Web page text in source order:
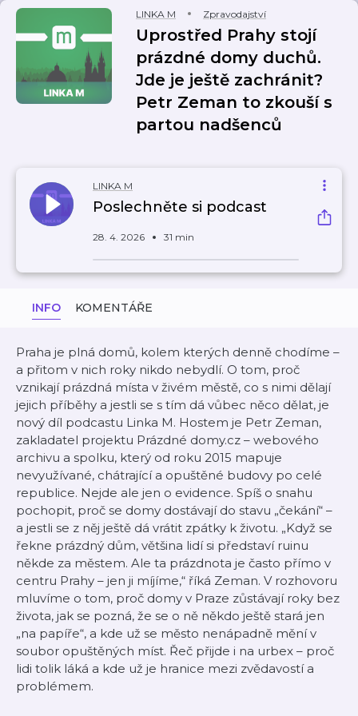
LINKA M Zpravodajství
Uprostřed Prahy stojí
prázdné domy duchů.
Jde je ještě zachránit?
Petr Zeman to zkouší s
partou nadšenců
LINKA M
Poslechněte si podcast
28. 4. 2026 31 min
INFO KOMENTÁŘE
Praha je plná domů, kolem kterých denně chodíme –
a přitom v nich roky nikdo nebydlí. O tom, proč
vznikají prázdná místa v živém městě, co s nimi dělají
jejich příběhy a jestli se s tím dá vůbec něco dělat, je
nový díl podcastu Linka M. Hostem je Petr Zeman,
zakladatel projektu Prázdné domy.cz – webového
archivu a spolku, který od roku 2015 mapuje
nevyužívané, chátrající a opuštěné budovy po celé
republice. Nejde ale jen o evidence. Spíš o snahu
pochopit, proč se domy dostávají do stavu „čekání“ –
a jestli se z něj ještě dá vrátit zpátky k životu. „Když se
řekne prázdný dům, většina lidí si představí ruinu
někde za městem. Ale ta prázdnota je často přímo v
centru Prahy – jen ji míjíme,“ říká Zeman. V rozhovoru
mluvíme o tom, proč domy v Praze zůstávají roky bez
života, jak se pozná, že se o ně někdo ještě stará jen
„na papíře“, a kde už se město nenápadně mění v
soubor opuštěných míst. Řeč přijde i na urbex – proč
lidi tolik láká a kde už je hranice mezi zvědavostí a
problémem.